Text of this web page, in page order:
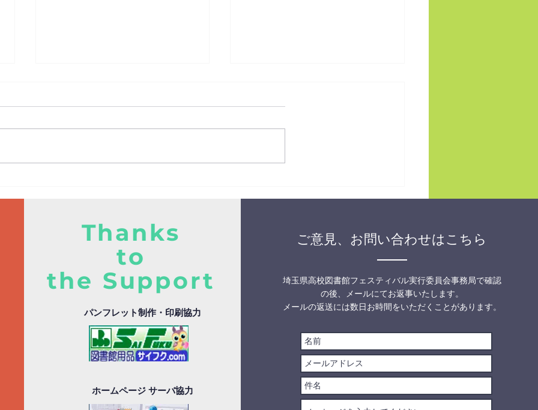
13日(金)20時発表！翌14日(土)
Thanks
to
the Support
パンフレット制作・印刷協力
ホームページ サーバ協力
ご意見、お問い合わせはこちら
埼玉県高校図書館フェスティバル実行委員会事務局で確認
の後、メールにてお返事いたします。
メールの返送には数日お時間をいただくことがあります。